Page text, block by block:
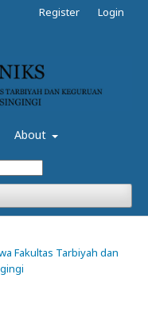
About
Register Login
Fakultas Tarbiyah dan